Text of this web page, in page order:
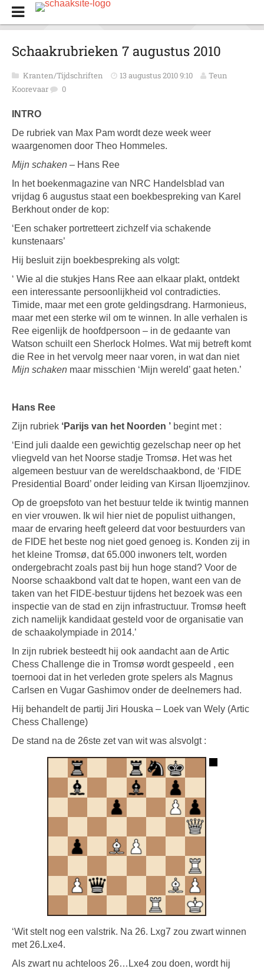
Schaakrubrieken 7 augustus 2010
Kranten/Tijdschriften 13 augustus 2010 9:10
Teun
Koorevaar
0
INTRO
De rubriek van Max Pam wordt deze week weer
waargenomen door Theo Hommeles.
Mijn schaken – Hans Ree
In het boekenmagazine van NRC Handelsblad van
vrijdag 6 augustus staat een boekbespreking van Karel
Berkhout onder de kop:
‘Een schaker portretteert zichzelf via schakende
kunstenaars’
Hij besluit zijn boekbespreking als volgt:
‘ Wie al die stukjes Hans Ree aan elkaar plakt, ontdekt
een interessante persoonlijkheid vol contradicties.
Timide, maar met een grote geldingsdrang. Harmonieus,
maar met een sterke wil om te winnen. In alle verhalen is
Ree eigenlijk de hoofdpersoon – in de gedaante van
Watson schuilt een Sherlock Holmes. Wat mij betreft komt
die Ree in het vervolg meer naar voren, in wat dan niet
Mijn schaken maar misschien ‘Mijn wereld’ gaat heten.’
Hans Ree
Zijn rubriek ‘Parijs van het Noorden ’ begint met :
‘Eind juli daalde een gewichtig gezelschap neer op het
vliegveld van het Noorse stadje Tromsø. Het was het
algemeen bestuur van de wereldschaakbond, de ‘FIDE
Presidential Board’ onder leiding van Kirsan Iljoemzjinov.
Op de groepsfoto van het bestuur telde ik twintig mannen
en vier vrouwen. Ik wil hier niet de populist uithangen,
maar de ervaring heeft geleerd dat voor bestuurders van
de FIDE het beste nog niet goed genoeg is. Konden zij in
het kleine Tromsø, dat 65.000 inwoners telt, worden
ondergebracht zoals past bij hun hoge stand? Voor de
Noorse schaakbond valt dat te hopen, want een van de
taken van het FIDE-bestuur tijdens het bezoek was een
inspectie van de stad en zijn infrastructuur. Tromsø heeft
zich namelijk kandidaat gesteld voor de organisatie van
de schaakolympiade in 2014.’
In zijn rubriek besteedt hij ook aandacht aan de Artic
Chess Challenge die in Tromsø wordt gespeeld , een
toernooi dat in het verleden grote spelers als Magnus
Carlsen en Vugar Gashimov onder de deelnemers had.
Hij behandelt de partij Jiri Houska – Loek van Wely (Artic
Chess Challenge)
De stand na de 26ste zet van wit was alsvolgt :
‘Wit stelt nog een valstrik. Na 26. Lxg7 zou zwart winnen
met 26.Lxe4.
Als zwart nu achteloos 26…Lxe4 zou doen, wordt hij